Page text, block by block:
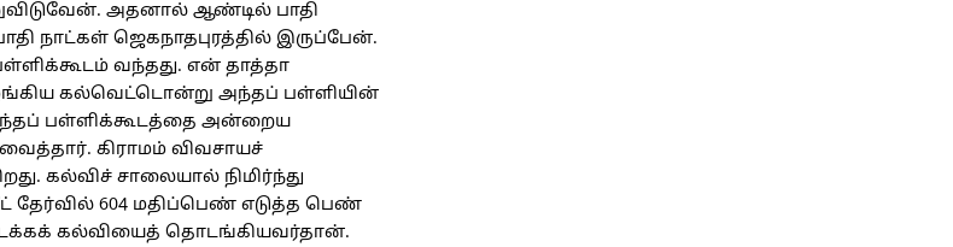
அதனால் ஆண்டில் பாதி
நாட்கள் ஜெகநாதபுரத்தில் இருப்பேன்.
வந்தது. என் தாத்தா
கல்வெட்டொன்று அந்தப் பள்ளியின்
அந்தப் பள்ளிக்கூடத்தை அன்றைய
கிராமம் விவசாயச்
கல்விச் சாலையால் நிமிர்ந்து
தேர்வில் 604 மதிப்பெண் எடுத்த பெண்
கல்வியைத் தொடங்கியவர்தான்.